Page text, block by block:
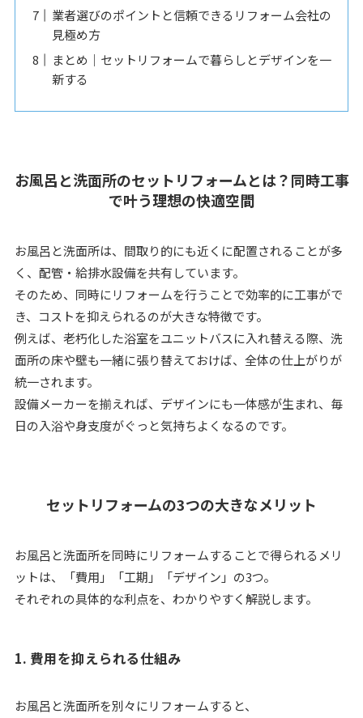
業者選びのポイントと信頼できるリフォーム会社の
見極め方
まとめ｜セットリフォームで暮らしとデザインを一
新する
お風呂と洗面所のセットリフォームとは？同時工事
で叶う理想の快適空間
お風呂と洗面所は、間取り的にも近くに配置されることが多
く、配管・給排水設備を共有しています。
そのため、同時にリフォームを行うことで効率的に工事がで
き、コストを抑えられるのが大きな特徴です。
例えば、老朽化した浴室をユニットバスに入れ替える際、洗
面所の床や壁も一緒に張り替えておけば、全体の仕上がりが
統一されます。
設備メーカーを揃えれば、デザインにも一体感が生まれ、毎
日の入浴や身支度がぐっと気持ちよくなるのです。
セットリフォームの3つの大きなメリット
お風呂と洗面所を同時にリフォームすることで得られるメリ
ットは、「費用」「工期」「デザイン」の3つ。
それぞれの具体的な利点を、わかりやすく解説します。
1. 費用を抑えられる仕組み
お風呂と洗面所を別々にリフォームすると、